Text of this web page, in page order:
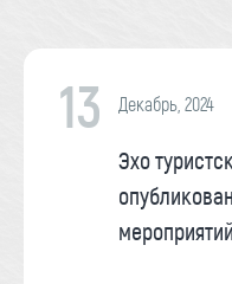
13 Декабрь, 2024
Эхо
мероприятий